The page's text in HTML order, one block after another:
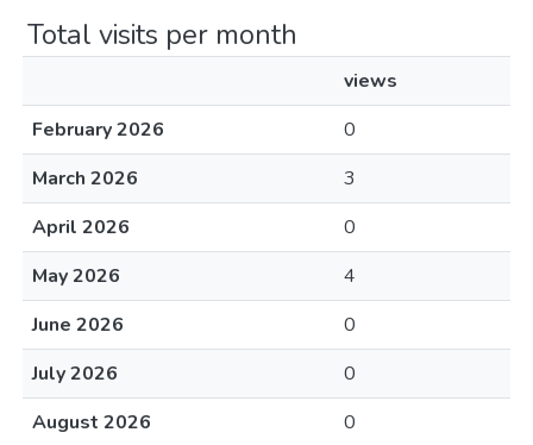
Total visits per month
views
February 2026
0
March 2026
3
April 2026
0
May 2026
4
June 2026
0
July 2026
0
August 2026
0